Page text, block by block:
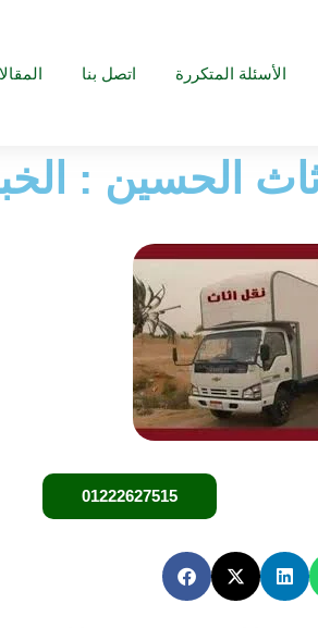
اتصل بنا الأسئلة المتكررة
الحسين :
01222627515